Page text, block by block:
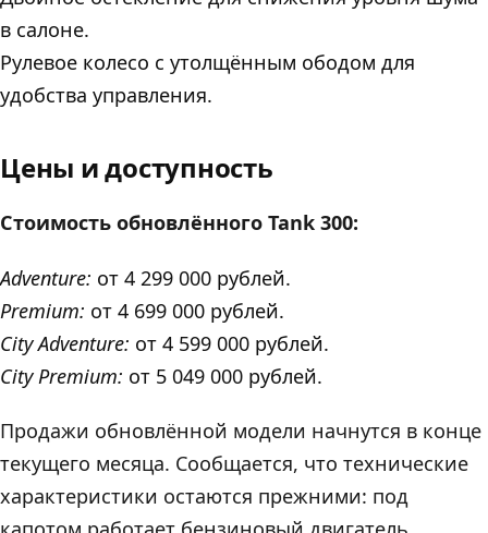
в салоне.
Рулевое колесо с утолщённым ободом для
удобства управления.
Цены и доступность
Стоимость обновлённого Tank 300:
Adventure: от 4 299 000 рублей.
Premium: от 4 699 000 рублей.
City Adventure: от 4 599 000 рублей.
City Premium: от 5 049 000 рублей.
Продажи обновлённой модели начнутся в конце
текущего месяца. Сообщается, что технические
характеристики остаются прежними: под